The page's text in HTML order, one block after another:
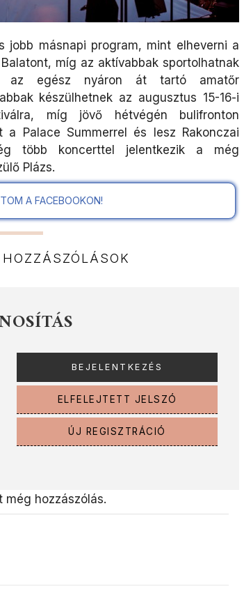
jobb másnapi program, mint elheverni a
míg az aktívabbak sportolhatnak
az egész nyáron át tartó amatőr
készülhetnek az augusztus 15-16-i
míg jövő hétvégén bulifronton
a Palace Summerrel és lesz Rakonczai
több koncerttel jelentkezik a még
Plázs.
A FACEBOOKON!
ELFELEJTETT JELSZÓ
ÚJ REGISZTRÁCIÓ
még hozzászólás.